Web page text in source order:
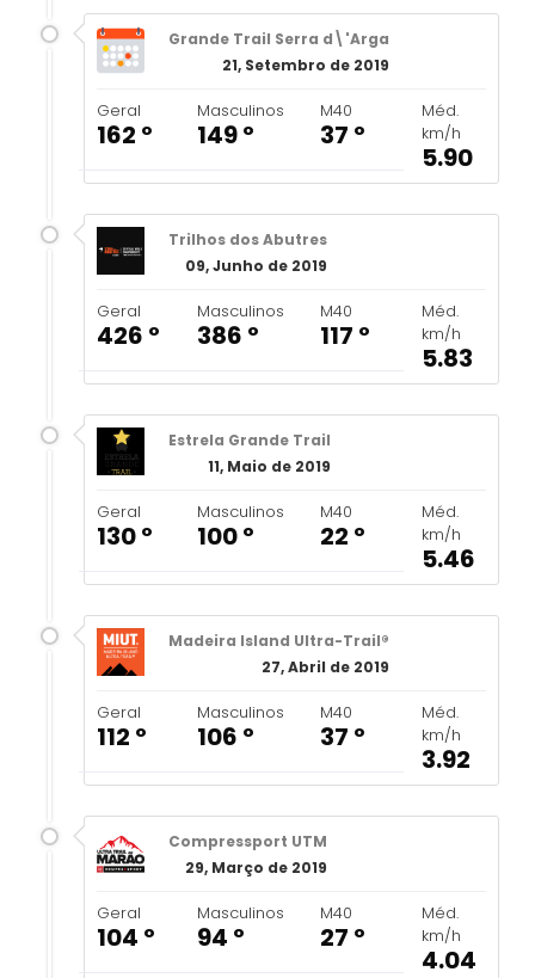
Grande Trail Serra d\'Arga
21, Setembro de 2019
Geral
162 º
Masculinos
149 º
M40
37 º
Méd.
km/h
5.90
Trilhos dos Abutres
09, Junho de 2019
Geral
426 º
Masculinos
386 º
M40
117 º
Méd.
km/h
5.83
Estrela Grande Trail
11, Maio de 2019
Geral
130 º
Masculinos
100 º
M40
22 º
Méd.
km/h
5.46
Madeira Island Ultra-Trail®
27, Abril de 2019
Geral
112 º
Masculinos
106 º
M40
37 º
Méd.
km/h
3.92
Compressport UTM
29, Março de 2019
Geral
104 º
Masculinos
94 º
M40
27 º
Méd.
km/h
4.04